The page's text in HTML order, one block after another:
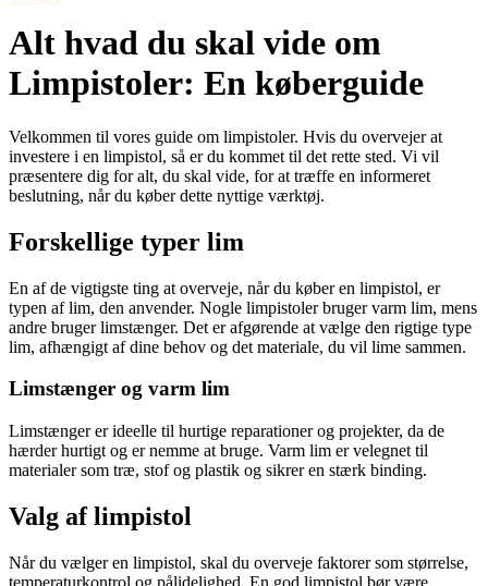
Alt hvad du skal vide om
Limpistoler: En køberguide
Velkommen til vores guide om limpistoler. Hvis du overvejer at
investere i en limpistol, så er du kommet til det rette sted. Vi vil
præsentere dig for alt, du skal vide, for at træffe en informeret
beslutning, når du køber dette nyttige værktøj.
Forskellige typer lim
En af de vigtigste ting at overveje, når du køber en limpistol, er
typen af lim, den anvender. Nogle limpistoler bruger varm lim, mens
andre bruger limstænger. Det er afgørende at vælge den rigtige type
lim, afhængigt af dine behov og det materiale, du vil lime sammen.
Limstænger og varm lim
Limstænger er ideelle til hurtige reparationer og projekter, da de
hærder hurtigt og er nemme at bruge. Varm lim er velegnet til
materialer som træ, stof og plastik og sikrer en stærk binding.
Valg af limpistol
Når du vælger en limpistol, skal du overveje faktorer som størrelse,
temperaturkontrol og pålidelighed. En god limpistol bør være